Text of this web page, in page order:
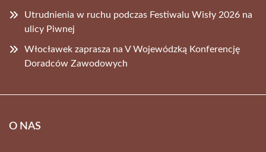
Utrudnienia w ruchu podczas Festiwalu Wisły 2026 na
ulicy Piwnej
Włocławek zaprasza na V Wojewódzką Konferencję
Doradców Zawodowych
O NAS